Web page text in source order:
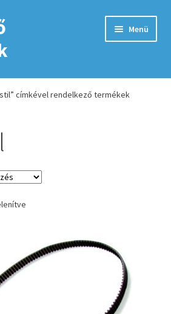
Menü
modellszám alapján
címkével rendelkező termékek